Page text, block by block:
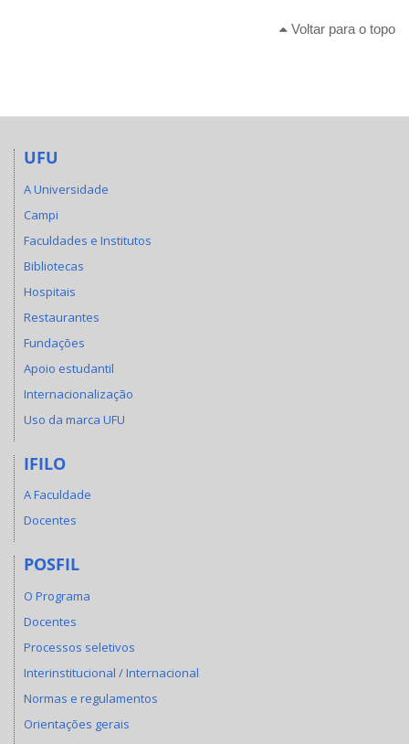
Voltar para o topo
UFU
A Universidade
Campi
Faculdades e Institutos
Bibliotecas
Hospitais
Restaurantes
Fundações
Apoio estudantil
Internacionalização
Uso da marca UFU
IFILO
A Faculdade
Docentes
POSFIL
O Programa
Docentes
Processos seletivos
Interinstitucional / Internacional
Normas e regulamentos
Orientações gerais